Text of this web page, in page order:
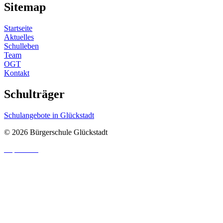
Sitemap
Startseite
Aktuelles
Schulleben
Team
OGT
Kontakt
Schulträger
Schulangebote in Glückstadt
© 2026 Bürgerschule Glückstadt